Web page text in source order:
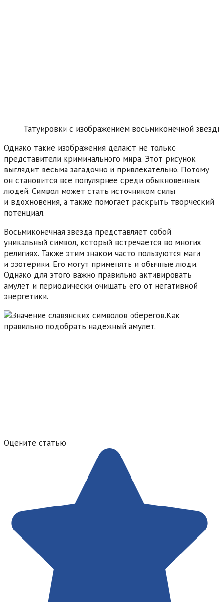
Татуировки с изображением восьмиконечной
Однако такие изображения делают не только
представители криминального мира. Этот рисунок
выглядит весьма загадочно и привлекательно. Потому
он становится все популярнее среди обыкновенных
людей. Символ может стать источником силы
и вдохновения, а также помогает раскрыть творческий
потенциал.
Восьмиконечная звезда представляет собой
уникальный символ, который встречается во многих
религиях. Также этим знаком часто пользуются маги
и эзотерики. Его могут применять и обычные люди.
Однако для этого важно правильно активировать
амулет и периодически очищать его от негативной
энергетики.
Оцените статью